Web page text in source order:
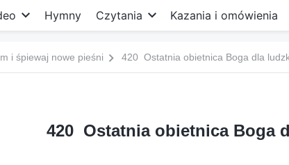
Hymny Czytania Kazania i omówienia
i śpiewaj nowe pieśni 420 Ostatnia obietnica Boga dla
420 Ostatnia obietnica Boga